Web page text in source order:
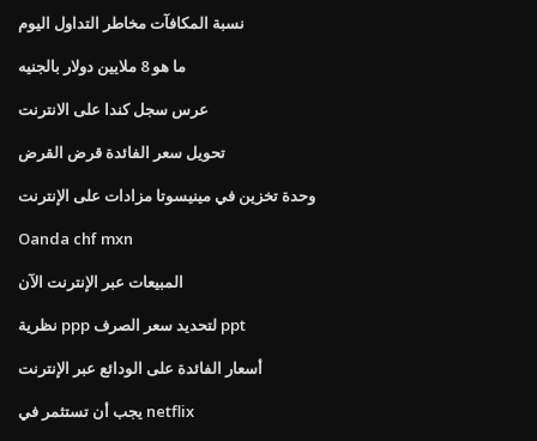
نسبة المكافآت مخاطر التداول اليوم
ما هو 8 ملايين دولار بالجنيه
عرس سجل كندا على الانترنت
تحويل سعر الفائدة قرض القرض
وحدة تخزين في مينيسوتا مزادات على الإنترنت
Oanda chf mxn
المبيعات عبر الإنترنت الآن
نظرية ppp لتحديد سعر الصرف ppt
أسعار الفائدة على الودائع عبر الإنترنت
يجب أن تستثمر في netflix